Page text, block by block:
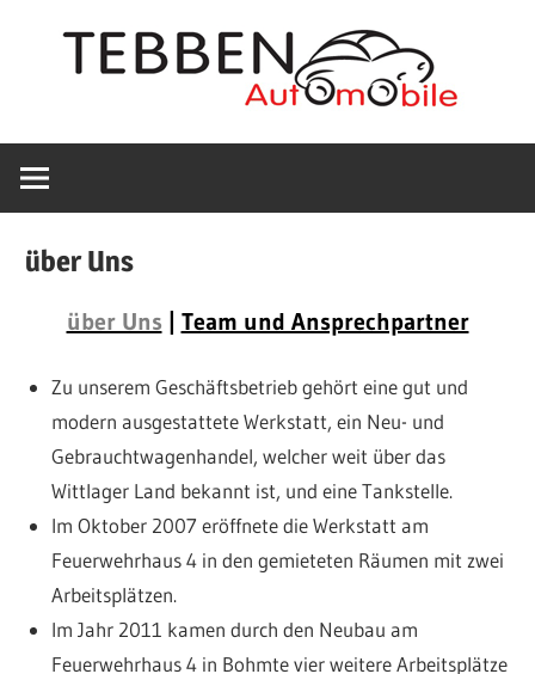
Tebben
Automobile
in
Bohmte
KFZ
Werkstatt,
haben
Sie
Startseite
über Uns
über Uns Team und Ansprechpartner
Zu unserem Geschäftsbetrieb gehört eine gut und
modern ausgestattete Werkstatt, ein Neu- und
Gebrauchtwagenhandel, welcher weit über das
Wittlager Land bekannt ist, und eine Tankstelle.
Im Oktober 2007 eröffnete die Werkstatt am
Feuerwehrhaus 4 in den gemieteten Räumen mit zwei
Arbeitsplätzen.
Im Jahr 2011 kamen durch den Neubau am
Feuerwehrhaus 4 in Bohmte vier weitere Arbeitsplätze